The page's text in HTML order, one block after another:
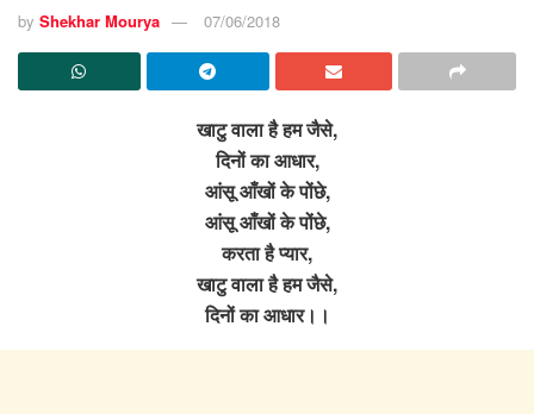
by Shekhar Mourya 07/06/2018
खाटु वाला है हम जैसे,
दिनों का आधार,
आंसू आँखों के पोंछे,
आंसू आँखों के पोंछे,
करता है प्यार,
खाटु वाला है हम जैसे,
दिनों का आधार।।